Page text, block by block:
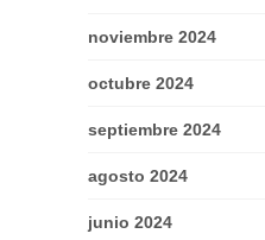
noviembre 2024
octubre 2024
septiembre 2024
agosto 2024
junio 2024